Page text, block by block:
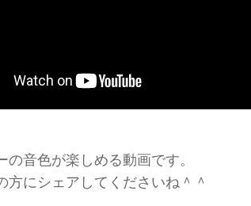
の音色が楽しめる動画です。
方にシェアしてくださいね＾＾